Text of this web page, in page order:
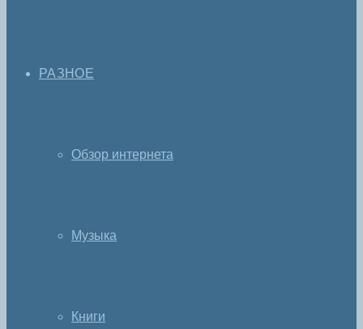
РАЗНОЕ
Обзор интернета
Музыка
Книги